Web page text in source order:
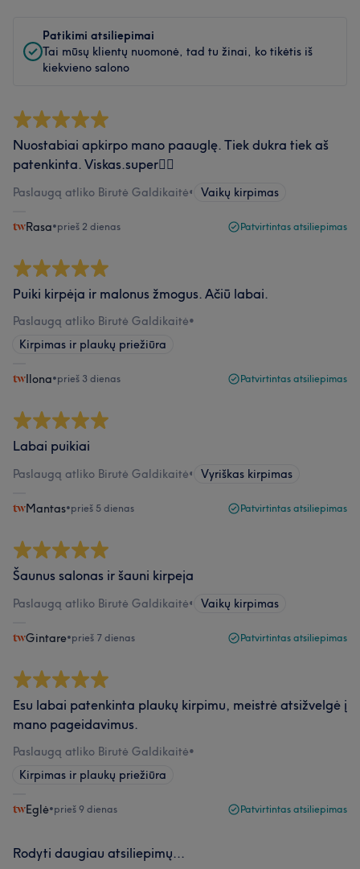
Patikimi atsiliepimai
Tai mūsų klientų nuomonė, tad tu žinai, ko tikėtis iš
kiekvieno salono
Nuostabiai apkirpo mano paauglę. Tiek dukra tiek aš
patenkinta. Viskas.super👌🏻
Paslaugą atliko Birutė Galdikaitė• Vaikų kirpimas
Rasa•prieš 2 dienas Patvirtintas atsiliepimas
Puiki kirpėja ir malonus žmogus. Ačiū labai.
Paslaugą atliko Birutė Galdikaitė•
Kirpimas ir plaukų priežiūra
Ilona•prieš 3 dienas Patvirtintas atsiliepimas
Labai puikiai
Paslaugą atliko Birutė Galdikaitė• Vyriškas kirpimas
Mantas•prieš 5 dienas Patvirtintas atsiliepimas
Šaunus salonas ir šauni kirpeja
Paslaugą atliko Birutė Galdikaitė• Vaikų kirpimas
Gintare•prieš 7 dienas Patvirtintas atsiliepimas
Esu labai patenkinta plaukų kirpimu, meistrė atsižvelgė į
mano pageidavimus.
Paslaugą atliko Birutė Galdikaitė•
Kirpimas ir plaukų priežiūra
Eglė•prieš 9 dienas Patvirtintas atsiliepimas
Rodyti daugiau atsiliepimų...